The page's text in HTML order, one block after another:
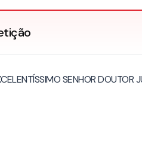
SENHOR DOUTOR